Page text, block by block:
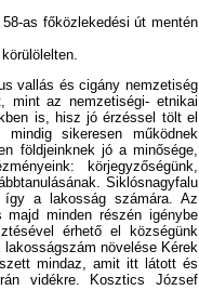
as főközlekedési út mentén
vallás és cigány nemzetiség
az nemzetiségi- etnikai
is, hisz jó érzéssel tölt el
sikeresen működnek
földjeinknek jó a minősége,
körjegyzőségünk,
Siklósnagyfalu
így a lakosság számára. Az
minden részén igénybe
érhető el községünk
növelése Kérek
mindaz, amit itt látott és
vidékre. Kosztics József